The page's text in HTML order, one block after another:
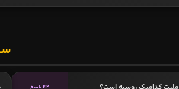
42 پاسخ